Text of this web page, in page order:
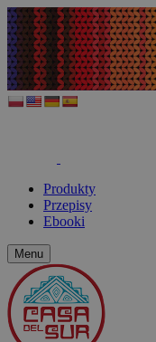
Produkty
Przepisy
Ebooki
Menu